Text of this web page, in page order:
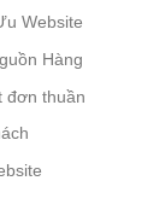
Website
Hàng
đơn thuần